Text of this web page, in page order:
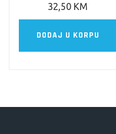
32,50 KM
DODAJ U KORPU